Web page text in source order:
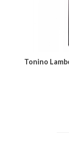
Tonino